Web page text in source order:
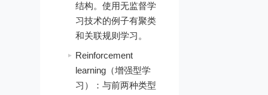
结构。使用无监督学
习技术的例子有聚类
和关联规则学习。
Reinforcement
learning（增强型学
习）：与前两种类型